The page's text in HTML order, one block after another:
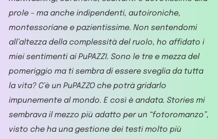
prole – ma anche indipendenti, autoironiche,
montessoriane e pazientissime. Non sentendomi
all’altezza della complessità del ruolo, ho affidato i
miei sentimenti ai PuPAZZI. Sono le tre e mezza del
pomeriggio ma ti sembra di essere sveglia da tutta
la vita? C’è un PuPAZZO che potrà gridarlo
impunemente al mondo. E così è andata. Stories mi
sembrava il mezzo più adatto per un “fotoromanzo”,
visto che ha una gestione dei testi molto più